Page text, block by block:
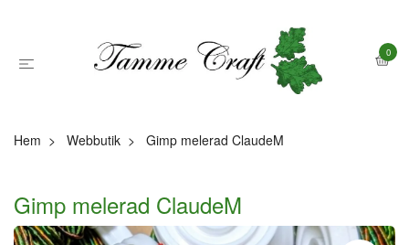
0
Hem Webbutik Gimp melerad ClaudeM
Gimp melerad ClaudeM